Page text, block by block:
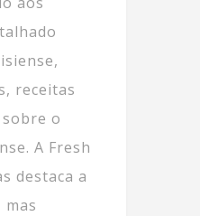
receitas
o
A Fresh
destaca a
mas